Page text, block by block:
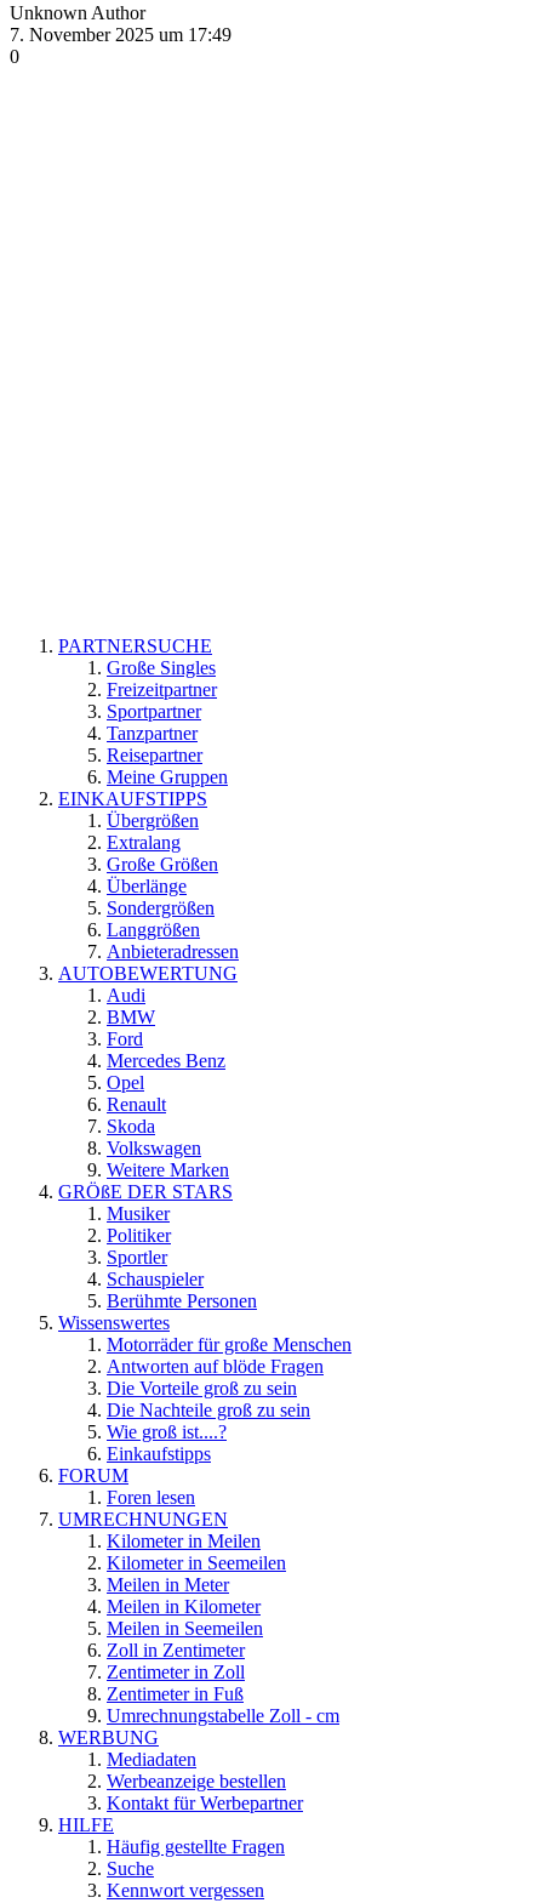
Unknown Author
7. November 2025 um 17:49
0
PARTNERSUCHE
Große Singles
Freizeitpartner
Sportpartner
Tanzpartner
Reisepartner
Meine Gruppen
EINKAUFSTIPPS
Übergrößen
Extralang
Große Größen
Überlänge
Sondergrößen
Langgrößen
Anbieteradressen
AUTOBEWERTUNG
Audi
BMW
Ford
Mercedes Benz
Opel
Renault
Skoda
Volkswagen
Weitere Marken
GRÖßE DER STARS
Musiker
Politiker
Sportler
Schauspieler
Berühmte Personen
Wissenswertes
Motorräder für große Menschen
Antworten auf blöde Fragen
Die Vorteile groß zu sein
Die Nachteile groß zu sein
Wie groß ist....?
Einkaufstipps
FORUM
Foren lesen
UMRECHNUNGEN
Kilometer in Meilen
Kilometer in Seemeilen
Meilen in Meter
Meilen in Kilometer
Meilen in Seemeilen
Zoll in Zentimeter
Zentimeter in Zoll
Zentimeter in Fuß
Umrechnungstabelle Zoll - cm
WERBUNG
Mediadaten
Werbeanzeige bestellen
Kontakt für Werbepartner
HILFE
Häufig gestellte Fragen
Suche
Kennwort vergessen